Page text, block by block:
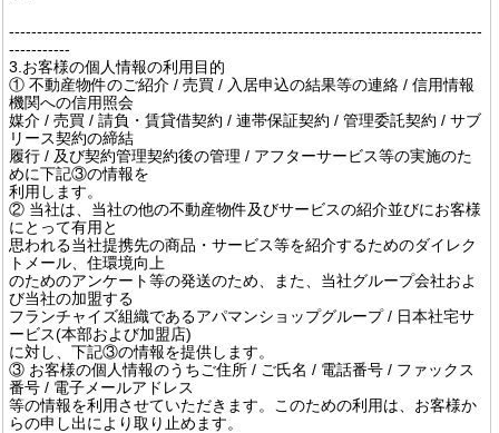
-------------------------------------------------------------------------------------
-----------
3.お客様の個人情報の利用目的
① 不動産物件のご紹介 / 売買 / 入居申込の結果等の連絡 / 信用情報
機関への信用照会
媒介 / 売買 / 請負・賃貸借契約 / 連帯保証契約 / 管理委託契約 / サブ
リース契約の締結
履行 / 及び契約管理契約後の管理 / アフターサービス等の実施のた
めに下記③の情報を
利用します。
② 当社は、当社の他の不動産物件及びサービスの紹介並びにお客様
にとって有用と
思われる当社提携先の商品・サービス等を紹介するためのダイレク
トメール、住環境向上
のためのアンケート等の発送のため、また、当社グループ会社およ
び当社の加盟する
フランチャイズ組織であるアパマンショップグループ / 日本社宅サ
ービス(本部および加盟店)
に対し、下記③の情報を提供します。
③ お客様の個人情報のうちご住所 / ご氏名 / 電話番号 / ファックス
番号 / 電子メールアドレス
等の情報を利用させていただきます。このための利用は、お客様か
らの申し出により取り止めます。